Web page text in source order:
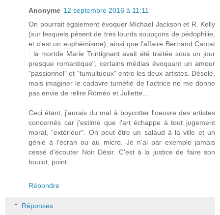
Anonyme 12 septembre 2016 à 11:11
On pourrait également évoquer Michael Jackson et R. Kelly
(sur lesquels pèsent de très lourds soupçons de pédophilie,
et c'est un euphémisme), ainsi que l'affaire Bertrand Cantat
: la mortde Marie Trintignant avait été traitée sous un jour
presque romantique", certains médias évoquant un amour
"passionnel" et "tumultueux" entre les deux artistes. Désolé,
mais imaginer le cadavre tuméfié de l'actrice ne me donne
pas envie de relire Roméo et Juliette...
Ceci étant, j'aurais du mal à boycotter l'oeuvre des artistes
concernés car j'estime que l'art échappe à tout jugement
moral, "extérieur". On peut être un salaud à la ville et un
génie à l'écran ou au micro. Je n'ai par exemple jamais
cessé d'écouter Noir Désir. C'est à la justice de faire son
boulot, point.
Répondre
Réponses